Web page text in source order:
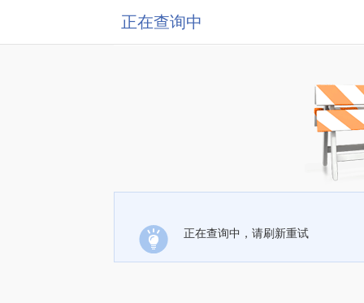
正在查询中
正在查询中，请刷新重试